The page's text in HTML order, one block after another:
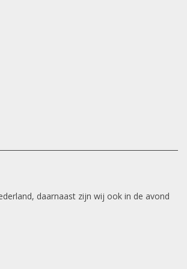
daarnaast zijn wij ook in de avond